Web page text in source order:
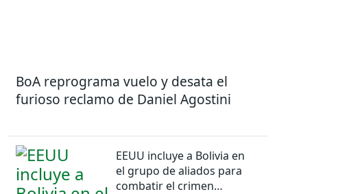
BoA reprograma vuelo y desata el
furioso reclamo de Daniel Agostini
EEUU incluye a Bolivia en
el grupo de aliados para
combatir el crimen